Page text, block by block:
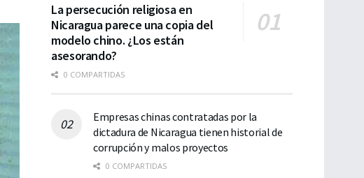
La persecución religiosa en
Nicaragua parece una copia del
modelo chino. ¿Los están
asesorando?
0 COMPARTIDAS
Empresas chinas contratadas por la
dictadura de Nicaragua tienen historial de
corrupción y malos proyectos
0 COMPARTIDAS